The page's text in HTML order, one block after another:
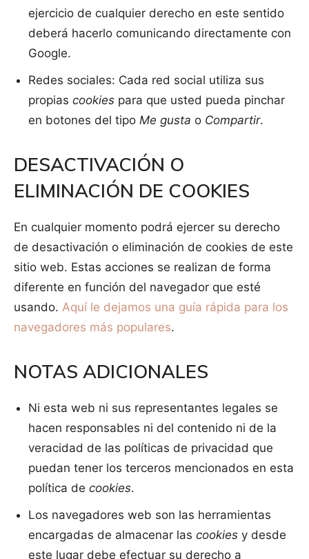
ejercicio de cualquier derecho en este sentido
deberá hacerlo comunicando directamente con
Google.
Redes sociales: Cada red social utiliza sus
propias cookies para que usted pueda pinchar
en botones del tipo Me gusta o Compartir.
DESACTIVACIÓN O
ELIMINACIÓN DE COOKIES
En cualquier momento podrá ejercer su derecho
de desactivación o eliminación de cookies de este
sitio web. Estas acciones se realizan de forma
diferente en función del navegador que esté
usando. Aquí le dejamos una guía rápida para los
navegadores más populares.
NOTAS ADICIONALES
Ni esta web ni sus representantes legales se
hacen responsables ni del contenido ni de la
veracidad de las políticas de privacidad que
puedan tener los terceros mencionados en esta
política de cookies.
Los navegadores web son las herramientas
encargadas de almacenar las cookies y desde
este lugar debe efectuar su derecho a